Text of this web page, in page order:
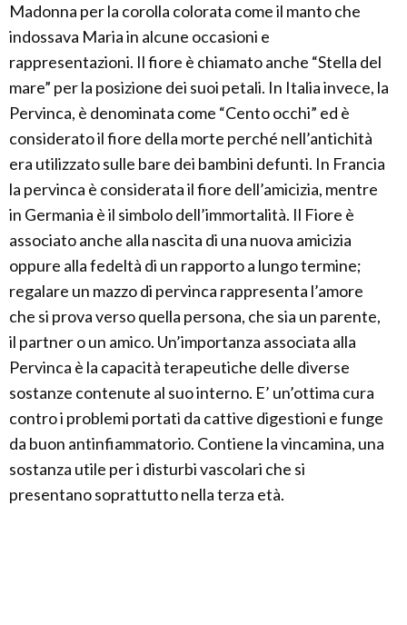
Madonna per la corolla colorata come il manto che
indossava Maria in alcune occasioni e
rappresentazioni. Il fiore è chiamato anche “Stella del
mare” per la posizione dei suoi petali. In Italia invece, la
Pervinca, è denominata come “Cento occhi” ed è
considerato il fiore della morte perché nell’antichità
era utilizzato sulle bare dei bambini defunti. In Francia
la pervinca è considerata il fiore dell’amicizia, mentre
in Germania è il simbolo dell’immortalità. Il Fiore è
associato anche alla nascita di una nuova amicizia
oppure alla fedeltà di un rapporto a lungo termine;
regalare un mazzo di pervinca rappresenta l’amore
che si prova verso quella persona, che sia un parente,
il partner o un amico. Un’importanza associata alla
Pervinca è la capacità terapeutiche delle diverse
sostanze contenute al suo interno. E’ un’ottima cura
contro i problemi portati da cattive digestioni e funge
da buon antinfiammatorio. Contiene la vincamina, una
sostanza utile per i disturbi vascolari che si
presentano soprattutto nella terza età.